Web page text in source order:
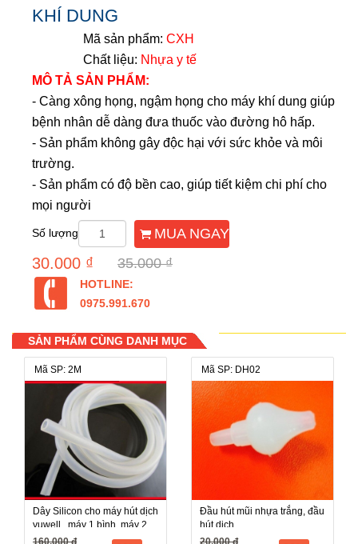
KHÍ DUNG
Mã sản phẩm: CXH
Chất liệu: Nhựa y tế
MÔ TẢ SẢN PHẨM:
- Càng xông họng, ngậm họng cho máy khí dung giúp
bệnh nhân dễ dàng đưa thuốc vào đường hô hấp.
- Sản phẩm không gây độc hại với sức khỏe và môi
trường.
- Sản phẩm có độ bền cao, giúp tiết kiệm chi phí cho
mọi người
Số lượng MUA NGAY
30.000 ₫ 35.000 ₫
HOTLINE:
0975.991.670
SẢN PHẨM CÙNG DANH MỤC
Mã SP: 2M
Dây Silicon cho máy hút dịch
yuwell , máy 1 bình, máy 2
bình, kaneko, lucass
160.000 đ
Mã SP: DH02
Đầu hút mũi nhựa trắng, đầu
hút dịch
20.000 đ